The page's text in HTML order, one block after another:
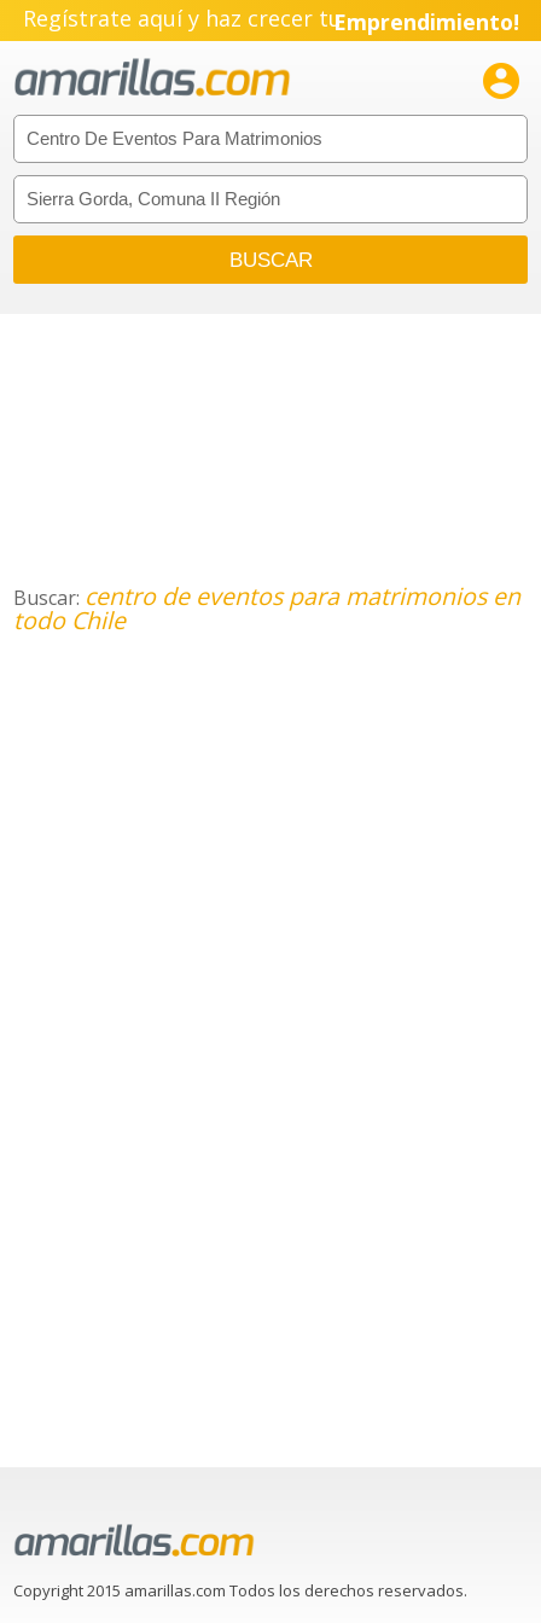
Regístrate aquí y haz crecer tuEmprendimiento!

Buscar: centro de eventos para matrimonios en
todo Chile
Copyright 2015 amarillas.com Todos los derechos reservados.